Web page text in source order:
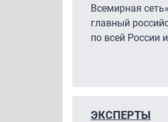
Всемирная
главный
по всей России
ЭКСПЕРТЫ